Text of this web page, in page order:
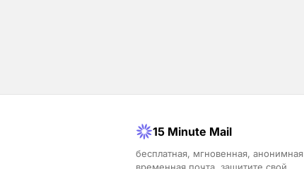
15 Minute Mail
бесплатная, мгновенная, анонимная